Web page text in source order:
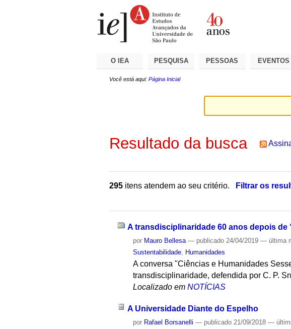
O IEA PESQUISA PESSOAS EVENTOS
Você está aqui: Página Inicial
Resultado da busca
295 itens atendem ao seu critério.
Filtrar os
A transdisciplinaridade 60 anos depois de
por Mauro Bellesa — publicado 24/04/2019— última
Sustentabilidade
Humanidades
A conversa "Ciências e Humanidades
transdisciplinaridade, defendida por C. P.
Localizado em NOTÍCIAS
A Universidade Diante do Espelho
por Rafael Borsanelli — publicado 21/09/2018—